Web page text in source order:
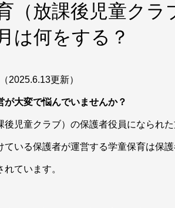
（放課後児童クラ
は何をする？
2025.6.13更新）
が大変で悩んでいませんか？
後児童クラブ）の保護者役員になられ
ている保護者が運営する学童保育は保
れています。